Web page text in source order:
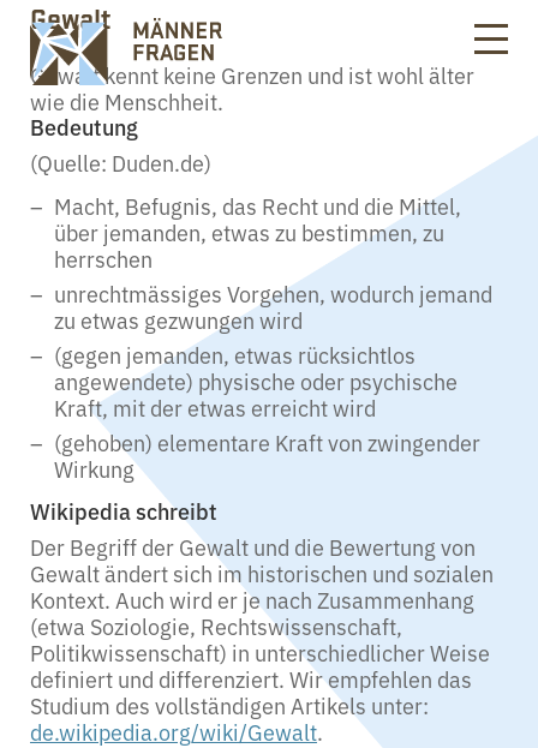
Gewalt
Gewalt kennt keine Grenzen und ist wohl älter
wie die Menschheit.
Bedeutung
(Quelle: Duden.de)
Macht, Befugnis, das Recht und die Mittel,
über jemanden, etwas zu bestimmen, zu
herrschen
unrechtmässiges Vorgehen, wodurch jemand
zu etwas gezwungen wird
(gegen jemanden, etwas rücksichtlos
angewendete) physische oder psychische
Kraft, mit der etwas erreicht wird
(gehoben) elementare Kraft von zwingender
Wirkung
Wikipedia schreibt
Der Begriff der Gewalt und die Bewertung von
Gewalt ändert sich im historischen und sozialen
Kontext. Auch wird er je nach Zusammenhang
(etwa Soziologie, Rechtswissenschaft,
Politikwissenschaft) in unterschiedlicher Weise
definiert und differenziert. Wir empfehlen das
Studium des vollständigen Artikels unter:
de.wikipedia.org/wiki/Gewalt.